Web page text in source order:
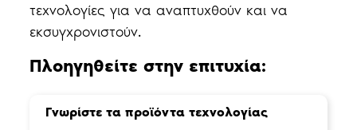
τεχνολογίες για να αναπτυχθούν και να
εκσυγχρονιστούν.
Πλοηγηθείτε στην επιτυχία:
Γνωρίστε τα προϊόντα τεχνολογίας